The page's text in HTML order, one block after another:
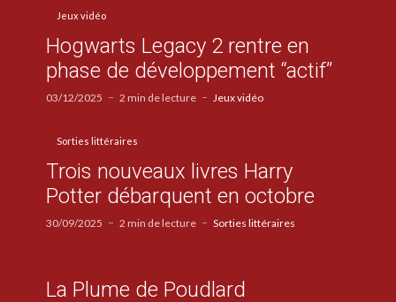
Jeux vidéo
Hogwarts Legacy 2 rentre en
phase de développement “actif”
03/12/2025 2 min de lecture Jeux vidéo
Sorties littéraires
Trois nouveaux livres Harry
Potter débarquent en octobre
30/09/2025 2 min de lecture Sorties littéraires
La Plume de Poudlard